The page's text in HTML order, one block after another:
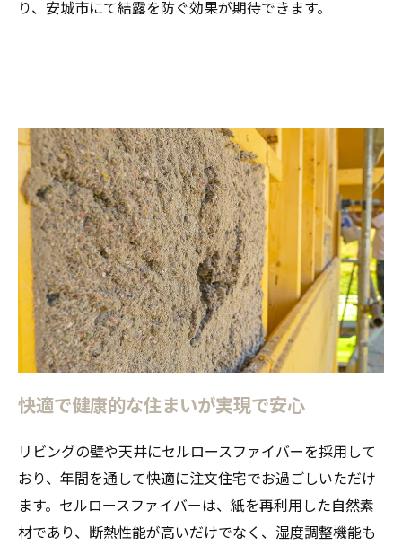
り、安城市にて結露を防ぐ効果が期待できます。
快適で健康的な住まいが実現で安心
リビングの壁や天井にセルロースファイバーを採用して
おり、年間を通して快適に注文住宅でお過ごしいただけ
ます。セルロースファイバーは、紙を再利用した自然素
材であり、断熱性能が高いだけでなく、湿度調整機能も